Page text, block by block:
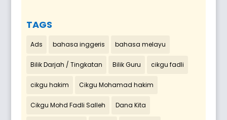
TAGS
Ads bahasa inggeris bahasa melayu
Bilik Darjah / Tingkatan Bilik Guru cikgu fadli
cikgu hakim Cikgu Mohamad hakim
Cikgu Mohd Fadli Salleh Dana Kita